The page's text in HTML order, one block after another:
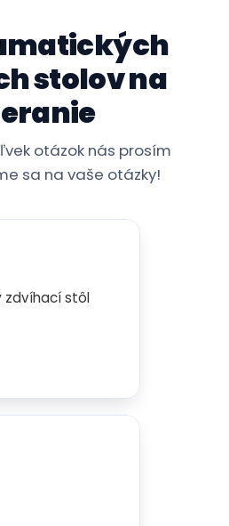
otázok nás prosím
sa na vaše otázky!